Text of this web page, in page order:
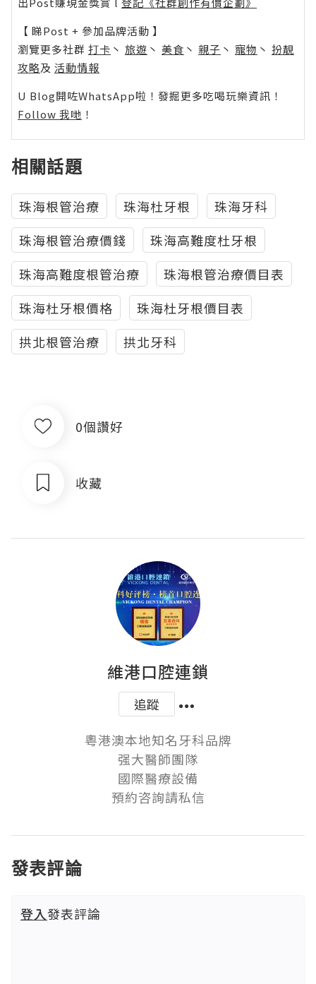
【 睇Post + 參加品牌活動 】
瀏覽更多社群 打卡 丶 旅遊 丶 美食 丶 親子 丶 寵物 丶 扮靚
攻略及 活動情報
U Blog開咗WhatsApp啦！發掘更多吃喝玩樂資訊！
Follow 我哋 ！
相關話題
珠海根管治療 珠海杜牙根
珠海牙科
珠海根管治療價錢
珠海高難度杜牙根
珠海高難度根管治療
珠海根管治療價目表
珠海杜牙根價格
珠海杜牙根價目表
拱北根管治療
拱北牙科
0個讚好
收藏
維港口腔連鎖
追蹤
粵港澳本地知名牙科品牌
强大醫師團隊
國際醫療設備
預約咨詢請私信
發表評論
登入發表評論